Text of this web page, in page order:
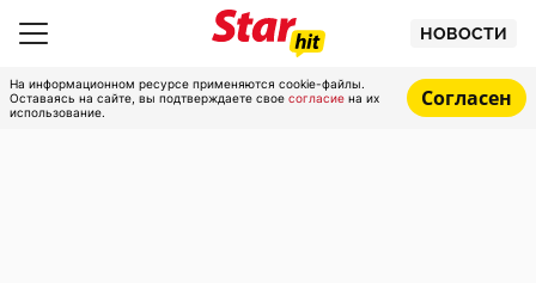
НОВОСТИ
На информационном ресурсе применяются cookie-файлы.
Оставаясь на сайте, вы подтверждаете свое согласие на их
использование.
Согласен